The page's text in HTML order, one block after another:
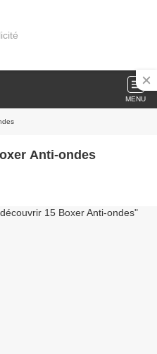
MENU
15 Boxer Anti-ondes